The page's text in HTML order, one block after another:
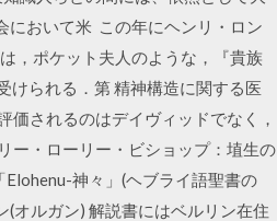
において米 この年にヘンリ・ロン
，ポケット夫人のような，『貴族
けられる．第 精神構造に関する医
されるのはデイヴィッドでなく，
ー・ローリー・ビショップ：埴生の
神々」(ヘブライ語聖書の
オルガン) 解説書にはベルリン在住